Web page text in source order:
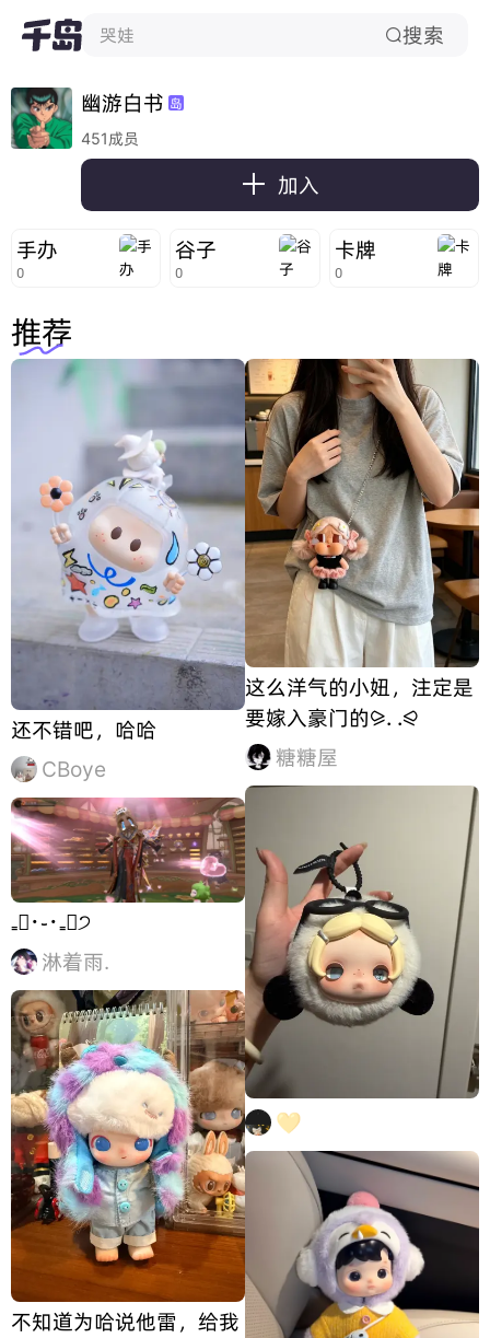
哭娃 搜索
幽游白书 岛
451成员
 加入
手办
0
谷子
0
卡牌
0
推荐
还不错吧，哈哈
CBoye
₌᳐･֊･₌᳐੭
淋着雨.
不知道为哈说他雷，给我
这么洋气的小妞，注定是
要嫁入豪门的⪩. .⪨
糖糖屋
💛